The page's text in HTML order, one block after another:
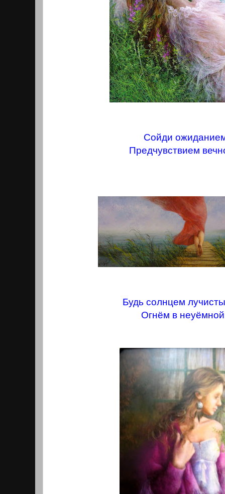
Сойди
Предчувствием
Будь солнцем
Огнём в